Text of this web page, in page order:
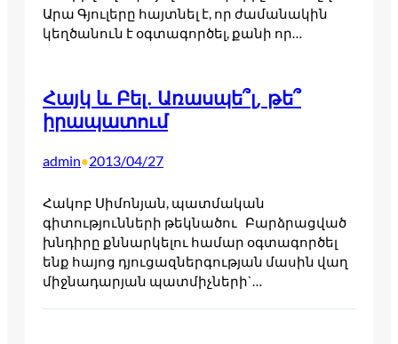
Արա Գյուլերը հայտնել է, որ ժամանակին
կեղծանուն է օգտագործել, քանի որ…
Հայկ և Բել. Առասպե՞լ, թե՞
իրապատում
admin•2013/04/27
Հակոբ Սիմոնյան, պատմական
գիտությունների թեկնածու Բարձրացված
խնդիրը քննարկելու համար օգտագործել
ենք հայոց դյուցազներգության մասին վաղ
միջնադարյան պատմիչների`…